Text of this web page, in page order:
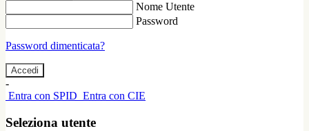
Nome Utente
Password
Password dimenticata?
-
Entra con SPID Entra con CIE
Seleziona utente